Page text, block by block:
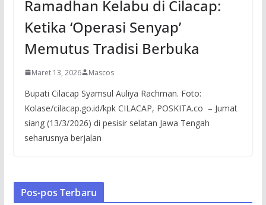
Ramadhan Kelabu di Cilacap:
Ketika ‘Operasi Senyap’
Memutus Tradisi Berbuka
Maret 13, 2026 Mascos
Bupati Cilacap Syamsul Auliya Rachman. Foto:
Kolase/cilacap.go.id/kpk CILACAP, POSKITA.co – Jumat
siang (13/3/2026) di pesisir selatan Jawa Tengah
seharusnya berjalan
Pos-pos Terbaru